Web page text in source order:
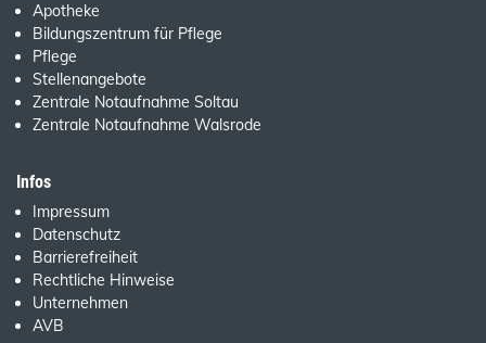
Apotheke
Bildungszentrum für Pflege
Pflege
Stellenangebote
Zentrale Notaufnahme Soltau
Zentrale Notaufnahme Walsrode
Infos
Impressum
Datenschutz
Barrierefreiheit
Rechtliche Hinweise
Unternehmen
AVB